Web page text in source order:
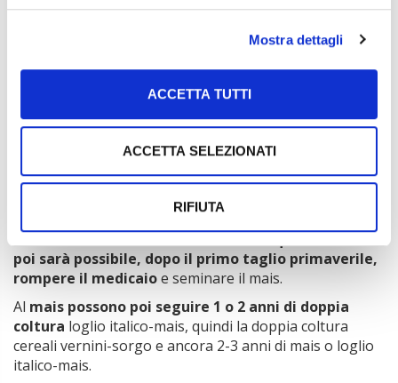
Mostra dettagli
ACCETTA TUTTI
ACCETTA SELEZIONATI
RIFIUTA
relazione alle disponibilità irrigue, è possibile
erbaio intercalare
precocementea primavera (prima metà di aprile),
senza interferire significativamente con la produzione
del mais in successione.
Per un’azienda che inizia questo tipo di percorso il
consiglio è quello diinvestire, al primo anno, circa il
10% della superficie a seminativo con erba medicae
continuare così negli anni successivi. Al
seminativo investita a erba medica. Dalquarto anno in
poi sarà possibile, dopo il primo taglio primaverile,
rompere il medicaioe seminare il mais.
Al mais possono poi seguire 1 o 2 anni di doppia
coltura loglio italico-mais, quindi la doppia coltura
cereali vernini-sorgo e ancora 2-3 anni di mais o loglio
italico-mais.